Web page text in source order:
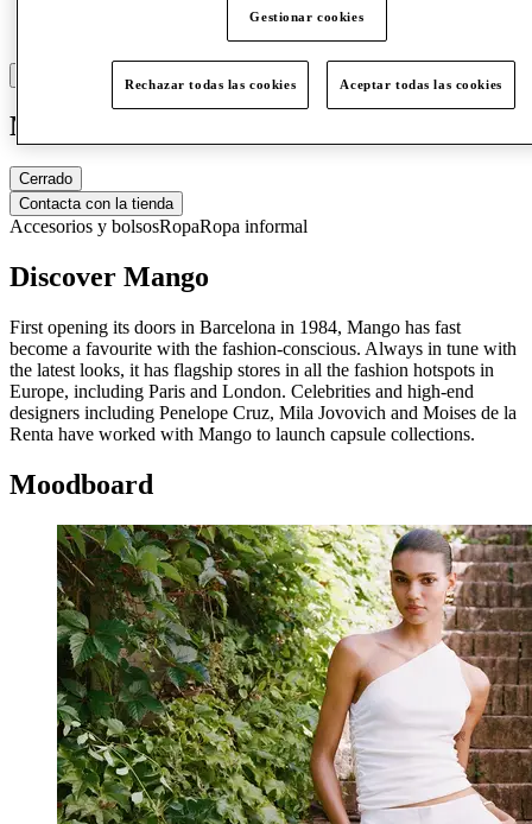
Mango
Cerrado
Contacta con la tienda
Accesorios y bolsosRopaRopa informal
Discover Mango
First opening its doors in Barcelona in 1984, Mango has fast
become a favourite with the fashion-conscious. Always in tune with
the latest looks, it has flagship stores in all the fashion hotspots in
Europe, including Paris and London. Celebrities and high-end
designers including Penelope Cruz, Mila Jovovich and Moises de la
Renta have worked with Mango to launch capsule collections.
Moodboard
Gestionar cookies
Rechazar todas las cookies Aceptar todas las cookies